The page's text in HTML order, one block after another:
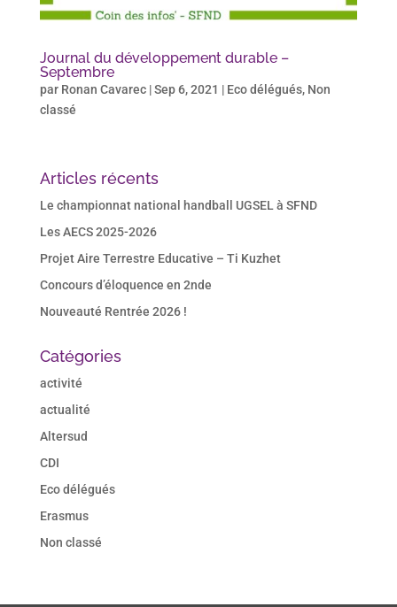
Journal du développement durable –
Septembre
par Ronan Cavarec|Sep 6, 2021 | Eco délégués, Non
classé
Articles récents
Le championnat national handball UGSEL à SFND
Les AECS 2025-2026
Projet Aire Terrestre Educative – Ti Kuzhet
Concours d’éloquence en 2nde
Nouveauté Rentrée 2026 !
Catégories
activité
actualité
Altersud
CDI
Eco délégués
Erasmus
Non classé